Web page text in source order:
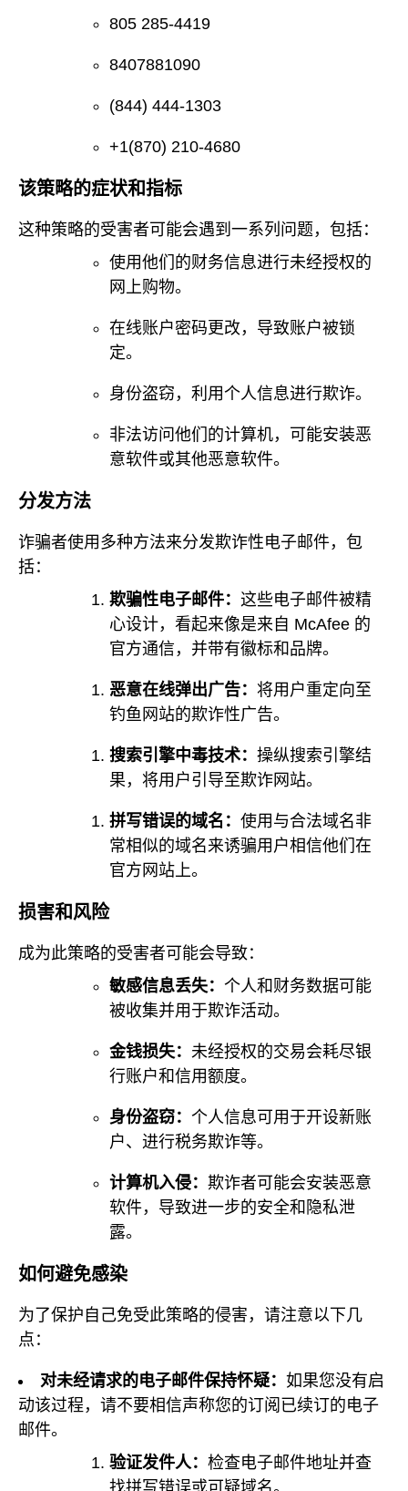
805 285-4419
8407881090
(844) 444-1303
+1(870) 210-4680
该策略的症状和指标
这种策略的受害者可能会遇到一系列问题，包括：
使用他们的财务信息进行未经授权的
网上购物。
在线账户密码更改，导致账户被锁
定。
身份盗窃，利用个人信息进行欺诈。
非法访问他们的计算机，可能安装恶
意软件或其他恶意软件。
分发方法
诈骗者使用多种方法来分发欺诈性电子邮件，包
括：
欺骗性电子邮件： 这些电子邮件被精
心设计，看起来像是来自 McAfee 的
官方通信，并带有徽标和品牌。
恶意在线弹出广告： 将用户重定向至
钓鱼网站的欺诈性广告。
搜索引擎中毒技术： 操纵搜索引擎结
果，将用户引导至欺诈网站。
拼写错误的域名： 使用与合法域名非
常相似的域名来诱骗用户相信他们在
官方网站上。
损害和风险
成为此策略的受害者可能会导致：
敏感信息丢失： 个人和财务数据可能
被收集并用于欺诈活动。
金钱损失： 未经授权的交易会耗尽银
行账户和信用额度。
身份盗窃： 个人信息可用于开设新账
户、进行税务欺诈等。
计算机入侵： 欺诈者可能会安装恶意
软件，导致进一步的安全和隐私泄
露。
如何避免感染
为了保护自己免受此策略的侵害，请注意以下几
点：
对未经请求的电子邮件保持怀疑： 如果您没有启
动该过程，请不要相信声称您的订阅已续订的电子
邮件。
验证发件人： 检查电子邮件地址并查
找拼写错误或可疑域名。